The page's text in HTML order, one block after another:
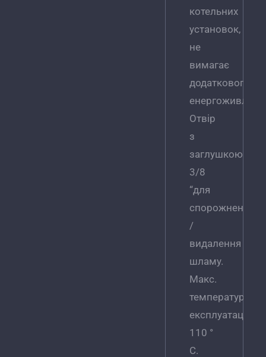
котельних
установок,
не
вимагає
додаткового
Отвір
з
заглушкою
3/8
“для
спорожнення
/
видалення
шламу.
Макс.
температура
експлуатації
110 °
С.